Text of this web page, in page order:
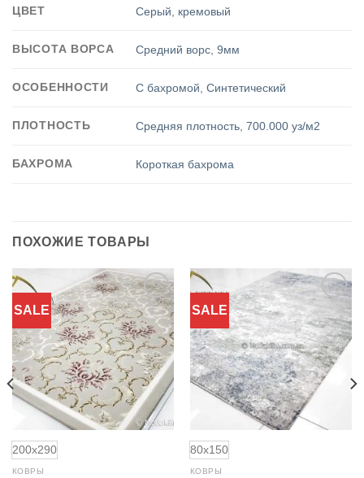
ЦВЕТ Серый кремовый
ВЫСОТА ВОРСА Средний ворс ,9мм
ОСОБЕННОСТИ С бахромой ,Синтетический
ПЛОТНОСТЬ Средняя плотность ,700.000 уз/м2
БАХРОМА Короткая бахрома
ПОХОЖИЕ ТОВАРЫ
SALE
Добавить
в
избранное
200x290
КОВРЫ
SALE
Добавить
в
избранное
80x150
КОВРЫ